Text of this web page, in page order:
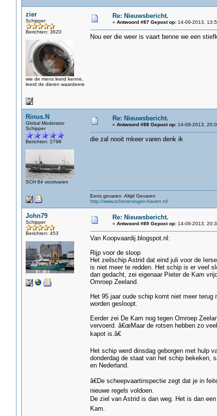
zier
Schipper
Berichten: 3620
wie de mens leerd kenne,
leerd de dieren waardeere
Re: Nieuwsbericht.
« Antwoord #87 Gepost op:14-09-2013,
Nou eer die weer is vaart benne we een
Rinus.N
Global Moderator
Schipper
Berichten: 2798
SCH 84 voortvaren
Re: Nieuwsbericht.
« Antwoord #88 Gepost op:14-09-2013,
die zal nooit mkeer varen denk ik
Eens gevaren Altijd Gevaren
http://www.scheveningen-haven.nl/
John79
Schipper
Berichten: 453
Re: Nieuwsbericht.
« Antwoord #89 Gepost op:14-09-2013,
Van Koopvaardij.blogspot.nl:
Rijp voor de sloop
Het zeilschip Astrid dat eind juli voor de
is niet meer te redden. Het schip is er veel
dan gedacht, zei eigenaar Pieter de Kam
Omroep Zeeland.
Het 95 jaar oude schip komt niet meer
worden gesloopt.
Eerder zei De Kam nog tegen Omroep
vervoerd. â€œMaar de rotsen hebben zo
kapot is.â€
Het schip werd dinsdag geborgen met hulp
donderdag de staat van het schip bekeken,
en Nederland.
â€De scheepvaartinspectie zegt dat je in
nieuwe regels voldoen.
De ziel van Astrid is dan weg. Het is dan
Kam.